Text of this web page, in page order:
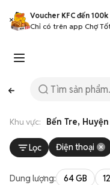
Voucher KFC đến 100k
Chỉ có trên app Chợ
Khu vực: Bến Tre,
Lọc Điện thoại
Dung lượng: 64 GB